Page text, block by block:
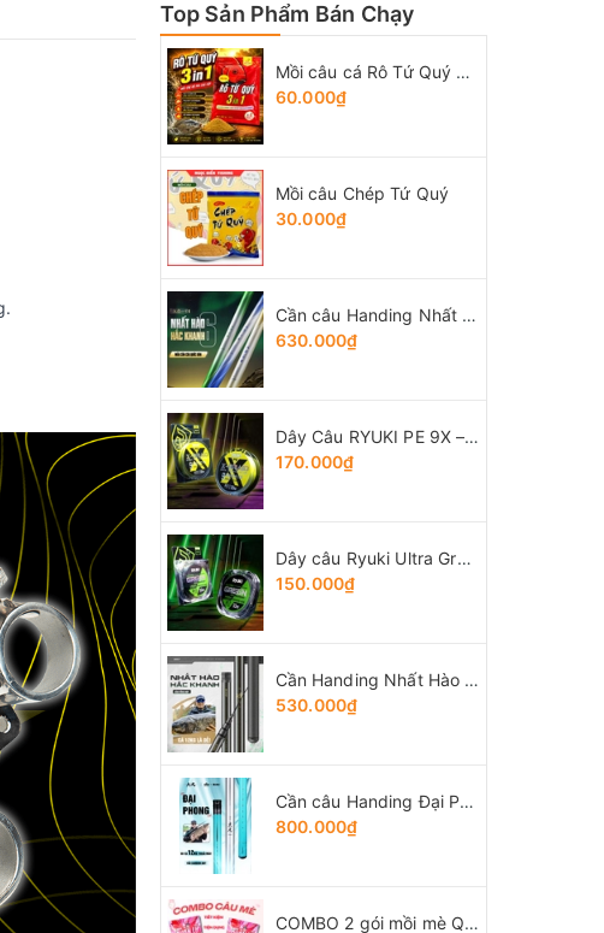
Top Sản Phẩm Bán Chạy
Mồi câu cá Rô Tứ Quý 3 trong 1
60.000₫
Mồi câu Chép Tứ Quý
30.000₫
Cần câu Handing Nhất Hào thế hệ 6
630.000₫
Dây Câu RYUKI PE 9X – Braid
170.000₫
Dây câu Ryuki Ultra Green
150.000₫
Cần Handing Nhất Hào bản Tổng Hợp
530.000₫
Cần câu Handing Đại Phong 5H
800.000₫
COMBO 2 gói mồi mè Quân Lữ + 3 gói Tổng hợp Tứ Quý